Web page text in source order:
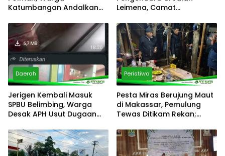
Katumbangan Andalkan
Konsumsi
Leimena, Camat
Respons Aduan Warga
Daerah
Jerigen Kembali Masuk
SPBU Belimbing, Warga
Desak APH Usut Dugaan
Peristiwa
Pesta Miras Berujung Maut
di Makassar, Pemulung
Tewas Ditikam Rekan;
Pelaku